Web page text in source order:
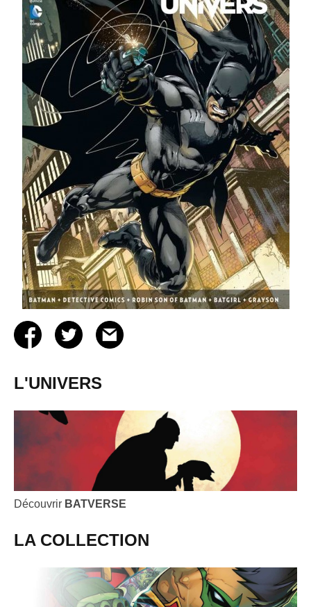
L'UNIVERS
Découvrir BATVERSE
LA COLLECTION